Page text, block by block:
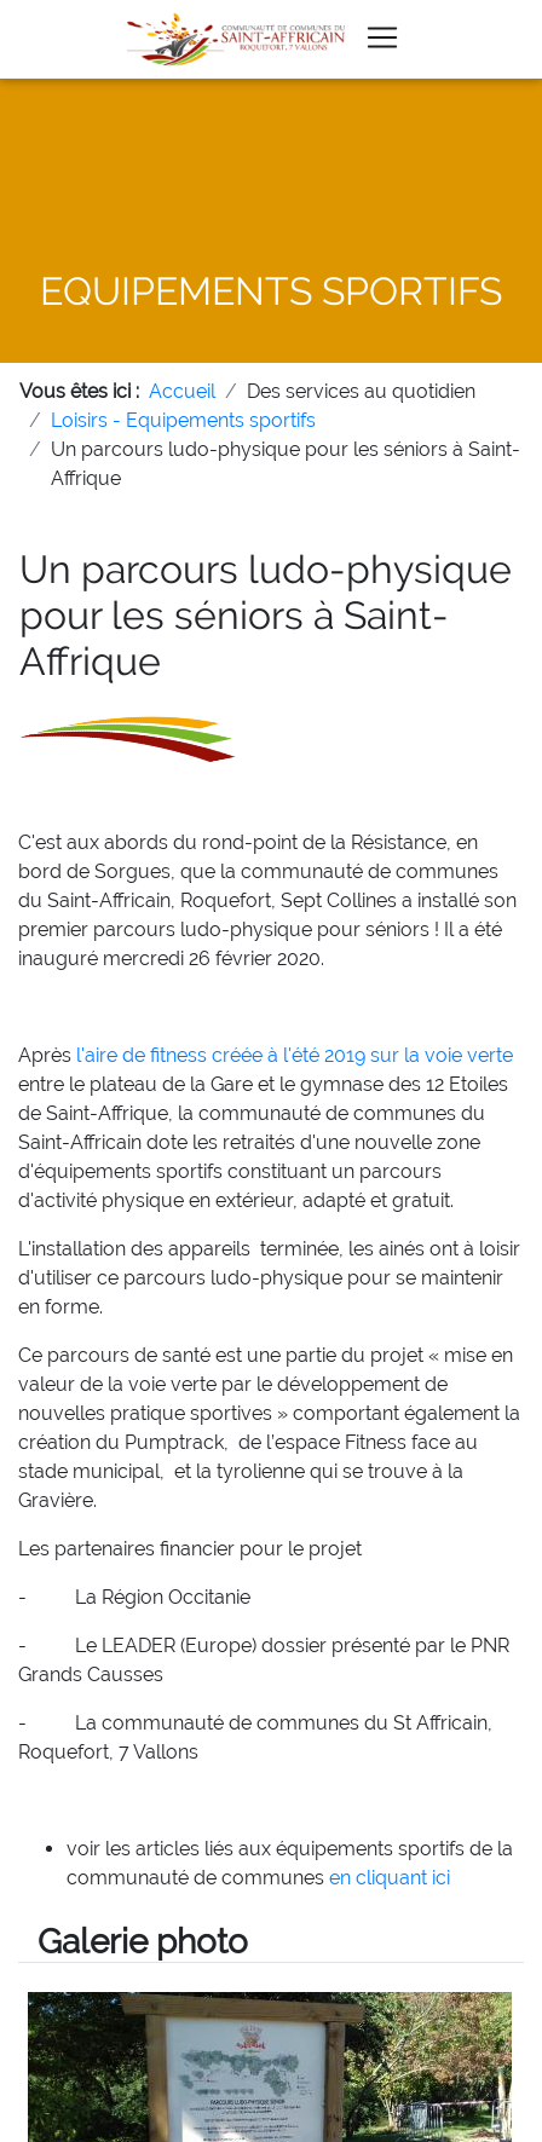
EQUIPEMENTS SPORTIFS
Vous êtes ici : Accueil
Des services au quotidien
Loisirs - Equipements sportifs
Un parcours ludo-physique pour les séniors à Saint-
Affrique
Un parcours ludo-physique
pour les séniors à Saint-
Affrique
C'est aux abords du rond-point de la Résistance, en
bord de Sorgues, que la communauté de communes
du Saint-Affricain, Roquefort, Sept Collines a installé son
premier parcours ludo-physique pour séniors ! Il a été
inauguré mercredi 26 février 2020.
Après l'aire de fitness créée à l'été 2019 sur la voie verte
entre le plateau de la Gare et le gymnase des 12 Etoiles
de Saint-Affrique, la communauté de communes du
Saint-Affricain dote les retraités d'une nouvelle zone
d'équipements sportifs constituant un parcours
d'activité physique en extérieur, adapté et gratuit.
L'installation des appareils terminée, les ainés ont à loisir
d'utiliser ce parcours ludo-physique pour se maintenir
en forme.
Ce parcours de santé est une partie du projet « mise en
valeur de la voie verte par le développement de
nouvelles pratique sportives » comportant également la
création du Pumptrack, de l’espace Fitness face au
stade municipal, et la tyrolienne qui se trouve à la
Gravière.
Les partenaires financier pour le projet
- La Région Occitanie
- Le LEADER (Europe) dossier présenté par le PNR
Grands Causses
- La communauté de communes du St Affricain,
Roquefort, 7 Vallons
voir les articles liés aux équipements sportifs de la
communauté de communes en cliquant ici
Galerie photo